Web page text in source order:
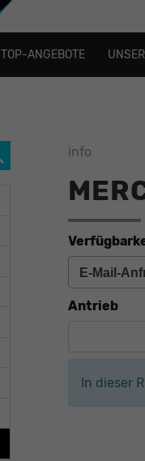
TOP-ANGEBOTE
info
Antrieb
In dieser